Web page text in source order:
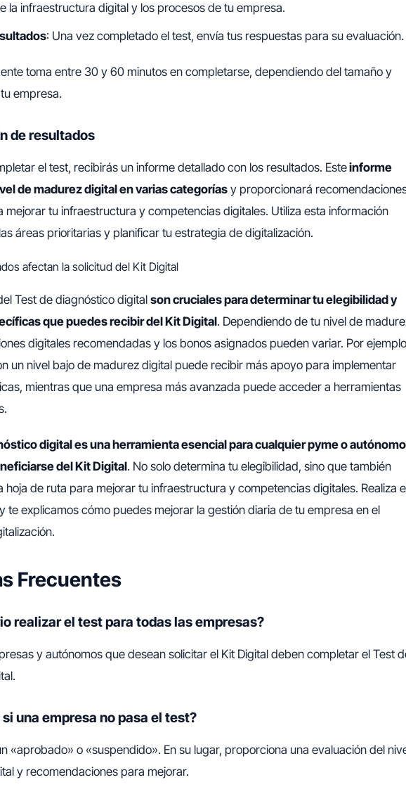
la infraestructura digital y los procesos de tu empresa.
: Una vez completado el test, envía tus respuestas para su evaluación.
toma entre 30 y 60 minutos en completarse, dependiendo del tamaño y
empresa.
de resultados
el test, recibirás un informe detallado con los resultados. Esteinforme
de madurez digital en varias categorías y proporcionará
mejorar tu infraestructura y competencias digitales. Utiliza esta información
áreas prioritarias y planificar tu estrategia de digitalización.
afectan la solicitud del Kit Digital
Test de diagnóstico digitalson cruciales para determinar tu elegibilidad y
que puedes recibir del Kit Digital. Dependiendo de tu nivel de
digitales recomendadas y los bonos asignados pueden variar. Por
un nivel bajo de madurez digital puede recibir más apoyo para implementar
mientras que una empresa más avanzada puede acceder a herramientas
digital es una herramienta esencial para cualquier pyme o autónomo
del Kit Digital. No solo determina tu elegibilidad, sino que también
hoja de ruta para mejorar tu infraestructura y competencias digitales. Realiza
te explicamos cómo puedes mejorar la gestión diaria de tu empresa en el
Frecuentes
realizar el test para todas las empresas?
y autónomos que desean solicitar el Kit Digital deben completar el Test
una empresa no pasa el test?
«aprobado» o «suspendido». En su lugar, proporciona una evaluación del
y recomendaciones para mejorar.